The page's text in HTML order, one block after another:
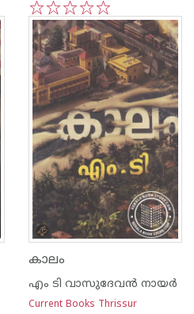
5
4
3
2
1
കാലം
എം ടി വാസുദേവന്‍ നായര്‍
Current Books Thrissur